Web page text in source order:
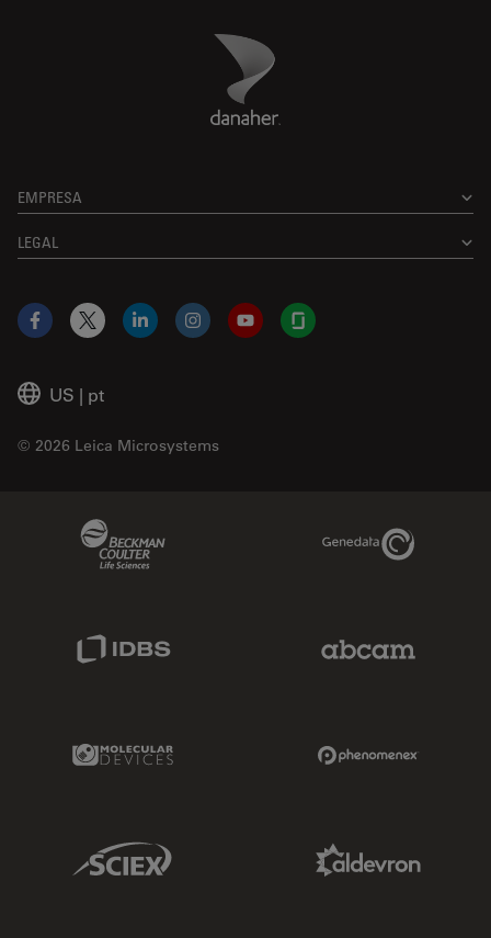
Danaher Logo
EMPRESA
LEGAL
US | pt
© 2026 Leica Microsystems
Facebook
X LinkedInInstagramYouTubeGlassdoor
Genedata Link
Molecular Devices Link
Sciex Link